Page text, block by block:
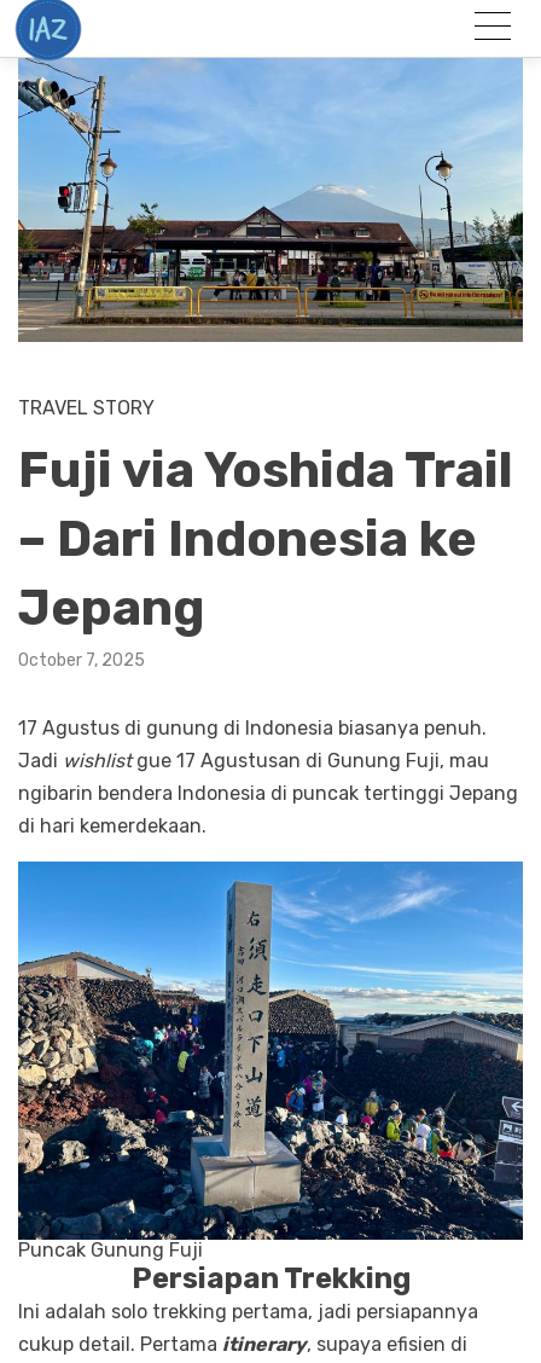
Menu
TRAVEL STORY
Fuji via Yoshida Trail
– Dari Indonesia ke
Jepang
October 7, 2025
17 Agustus di gunung di Indonesia biasanya penuh.
Jadi wishlistgue 17 Agustusan di Gunung Fuji, mau
ngibarin bendera Indonesia di puncak tertinggi Jepang
di hari kemerdekaan.
Puncak Gunung Fuji
Persiapan Trekking
Ini adalah solo trekking pertama, jadi persiapannya
cukup detail. Pertama itinerary, supaya efisien di